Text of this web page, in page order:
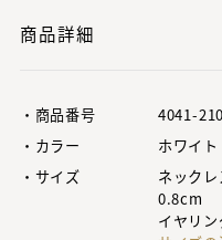
商品詳細
・商品番号
4041-
・カラー
ホワイト
・サイズ
ネック
0.8cm
イヤリ